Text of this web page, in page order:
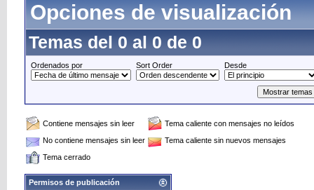
Opciones de visualización
Temas del 0 al 0 de 0
Ordenados por Sort Order Desde
Contiene mensajes sin leer
Tema caliente con mensajes no leídos
No contiene mensajes sin leer
Tema caliente sin nuevos mensajes
Tema cerrado
Permisos de publicación